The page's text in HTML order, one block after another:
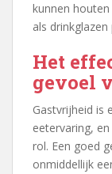
kunnen
als
Het
gevoel
Gastvrijheid is
eetervaring,
rol. Een goed
onmiddellijk